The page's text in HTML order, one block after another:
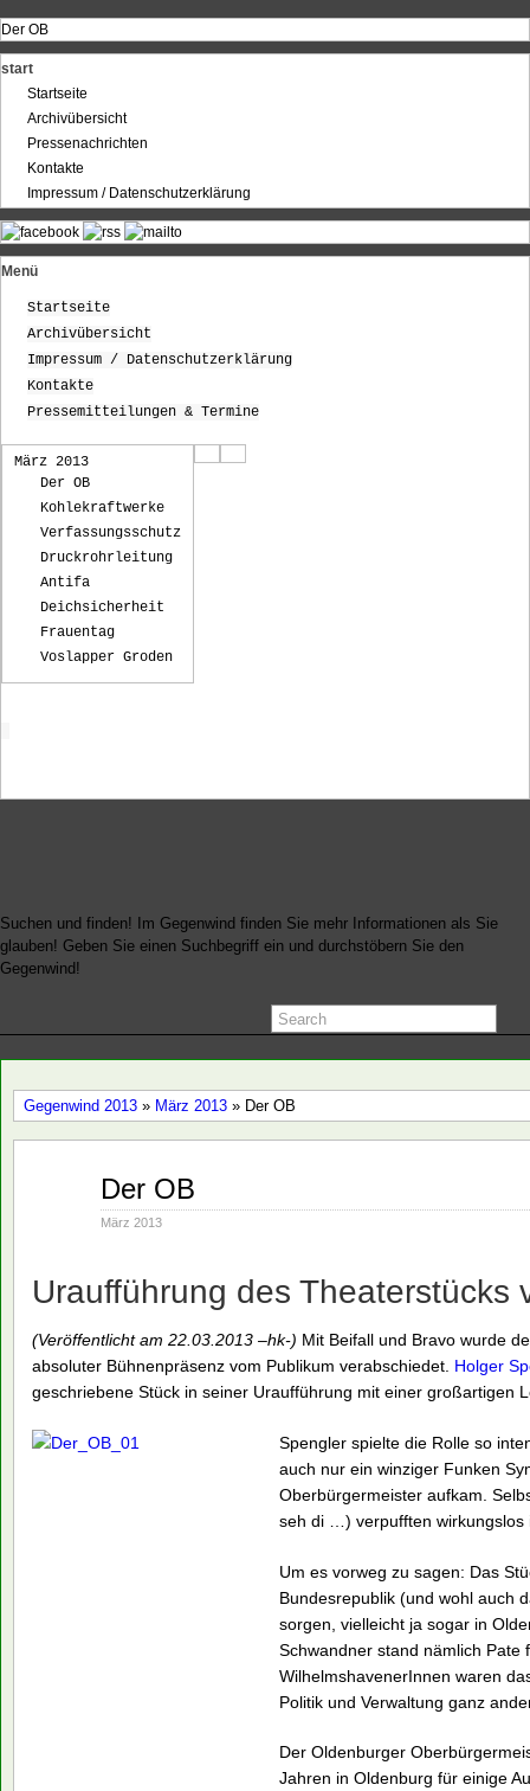
Der OB
start
Startseite
Archivübersicht
Pressenachrichten
Kontakte
Impressum / Datenschutzerklärung
Menü
Startseite
Archivübersicht
Impressum / Datenschutzerklärung
Kontakte
Pressemitteilungen & Termine
März 2013
Der OB
Kohlekraftwerke
Verfassungsschutz
Druckrohrleitung
Antifa
Deichsicherheit
Frauentag
Voslapper Groden
Suchen und finden! Im Gegenwind finden Sie mehr Informationen als Sie
glauben! Geben Sie einen Suchbegriff ein und durchstöbern Sie den
Gegenwind!
Gegenwind 2013 » März 2013 » Der OB
Der OB
März 2013
Uraufführung des Theaterstücks
(Veröffentlicht am 22.03.2013 –hk-) Mit Beifall und Bravo wurde
absoluter Bühnenpräsenz vom Publikum verabschiedet. Holger
geschriebene Stück in seiner Uraufführung mit einer großartigen
Spengler spielte die Rolle so
auch nur ein winziger Funken
Oberbürgermeister aufkam.
seh di …) verpufften wirkungslos
Um es vorweg zu sagen: Das
Bundesrepublik (und wohl auch
sorgen, vielleicht ja sogar in
Schwandner stand nämlich
WilhelmshavenerInnen waren
Politik und Verwaltung ganz
Der Oldenburger
Jahren in Oldenburg für einige